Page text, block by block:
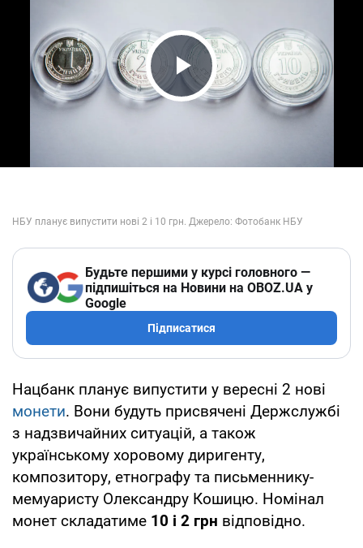
Play Video
Будьте першими у курсі головного —
підпишіться на Новини на OBOZ.UA у
Google
Підписатися
Нацбанк планує випустити у вересні 2 нові
монети. Вони будуть присвячені Держслужбі
з надзвичайних ситуацій, а також
українському хоровому диригенту,
композитору, етнографу та письменнику-
мемуаристу Олександру Кошицю. Номінал
монет складатиме 10 і 2 грн відповідно.